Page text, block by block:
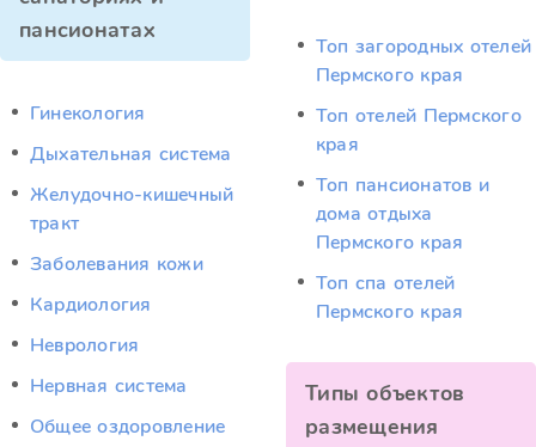
пансионатах
Гинекология
Дыхательная система
Желудочно-кишечный
тракт
Заболевания кожи
Кардиология
Неврология
Нервная система
Общее оздоровление
Топ загородных отелей
Пермского края
Топ отелей Пермского
края
Топ пансионатов и
дома отдыха
Пермского края
Топ спа отелей
Пермского края
Типы объектов
размещения